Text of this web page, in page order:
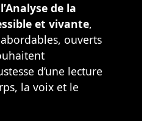
de la
et vivante,
ouverts
d’une lecture
la voix et le